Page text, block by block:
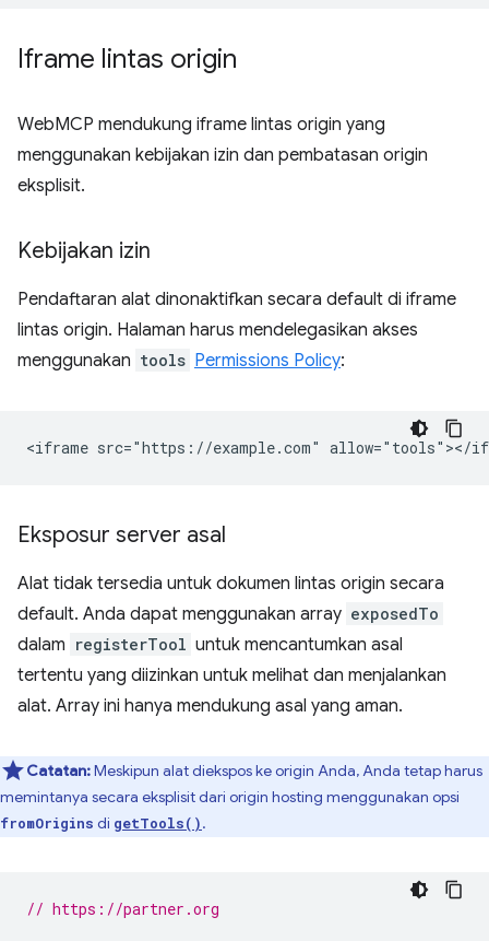
Iframe lintas origin
WebMCP mendukung iframe lintas origin yang
menggunakan kebijakan izin dan pembatasan origin
eksplisit.
Kebijakan izin
Pendaftaran alat dinonaktifkan secara default di iframe
lintas origin. Halaman harus mendelegasikan akses
menggunakan tools Permissions Policy:
Eksposur server asal
Alat tidak tersedia untuk dokumen lintas origin secara
default. Anda dapat menggunakan array exposedTo
dalam registerTool untuk mencantumkan asal
tertentu yang diizinkan untuk melihat dan menjalankan
alat. Array ini hanya mendukung asal yang aman.
Catatan:Meskipun alat diekspos ke origin Anda, Anda tetap harus
memintanya secara eksplisit dari origin hosting menggunakan opsi
fromOrigins di getTools().
// https://partner.org